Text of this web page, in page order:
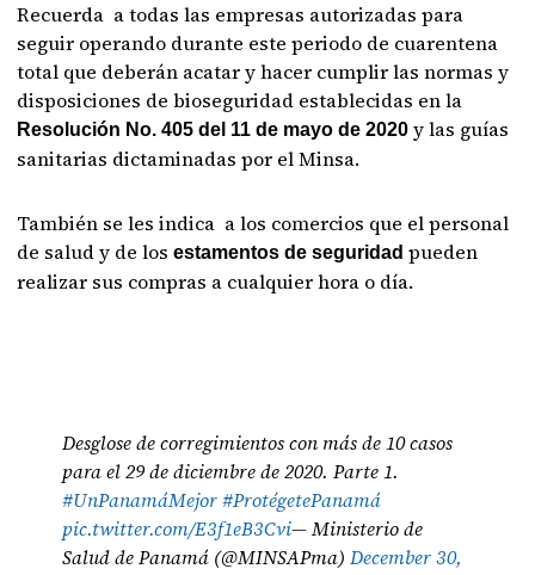
Recuerda a todas las empresas autorizadas para
seguir operando durante este periodo de cuarentena
total que deberán acatar y hacer cumplir las normas y
disposiciones de bioseguridad establecidas en la
Resolución No. 405 del 11 de mayo de 2020 y las guías
sanitarias dictaminadas por el Minsa.
También se les indica a los comercios que el personal
de salud y de losestamentos de seguridad pueden
realizar sus compras a cualquier hora o día.
Desglose de corregimientos con más de 10 casos
para el 29 de diciembre de 2020. Parte 1.
#UnPanamáMejor#ProtégetePanamá
pic.twitter.com/E3f1eB3Cvi— Ministerio de
Salud de Panamá (@MINSAPma)December 30,